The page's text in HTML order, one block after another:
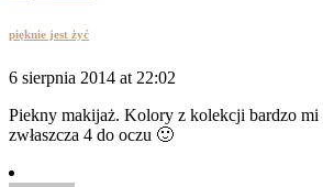
pięknie jest żyć
6 sierpnia 2014 at 22:02
Piekny makijaż. Kolory z kolekcji bardzo mi
zwłaszcza 4 do oczu 🙂